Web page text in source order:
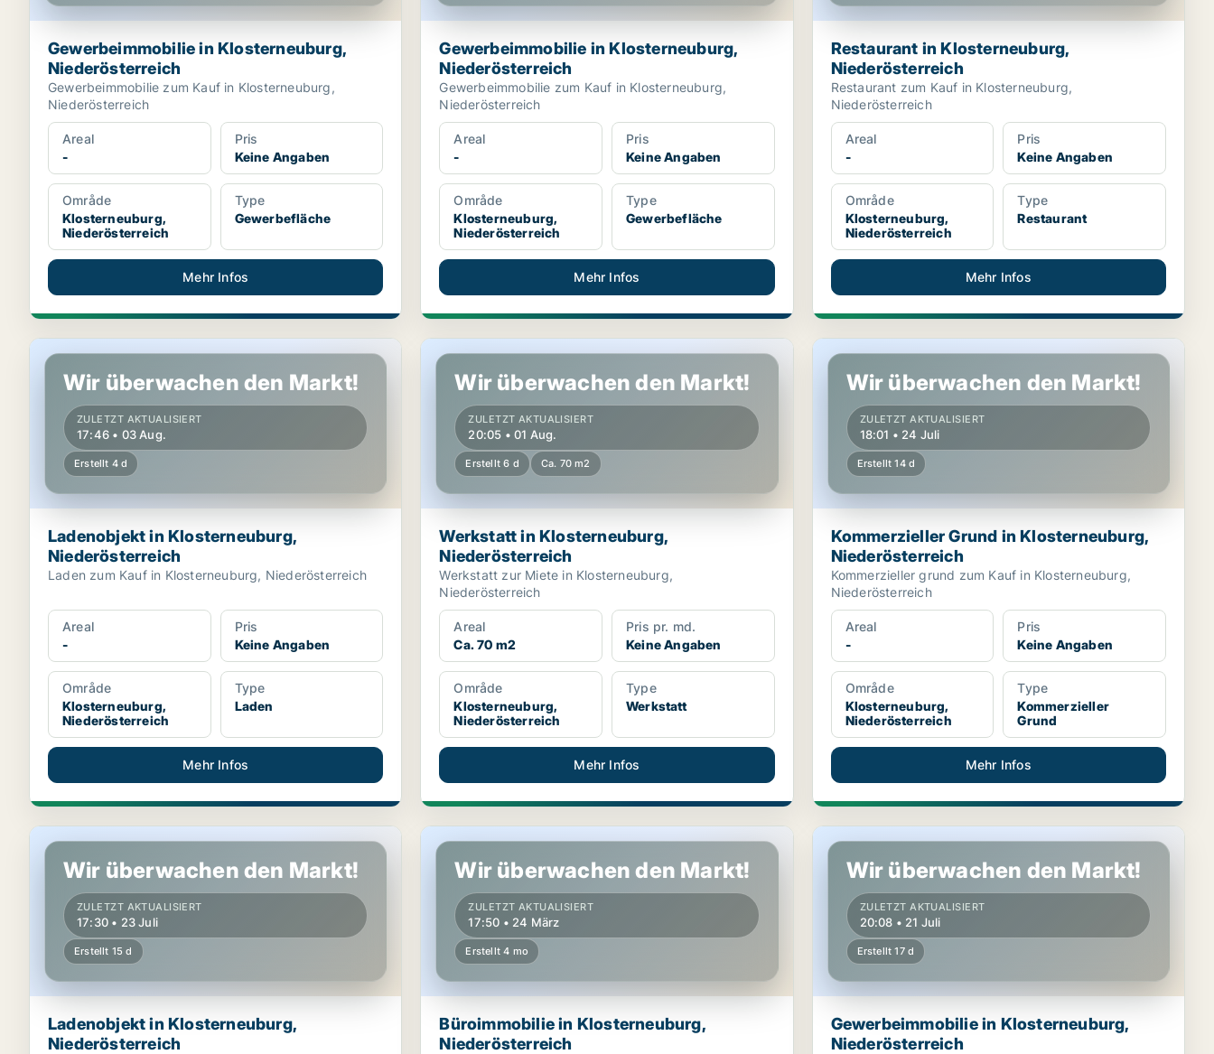
Gewerbeimmobilie in Klosterneuburg,
Niederösterreich
Gewerbeimmobilie zum Kauf in Klosterneuburg,
Niederösterreich
Areal
-
Pris
Keine Angaben
Område
Klosterneuburg,
Niederösterreich
Type
Gewerbefläche
Mehr Infos
Gewerbeimmobilie in Klosterneuburg,
Niederösterreich
Gewerbeimmobilie zum Kauf in Klosterneuburg,
Niederösterreich
Areal
-
Pris
Keine Angaben
Område
Klosterneuburg,
Niederösterreich
Type
Gewerbefläche
Mehr Infos
Restaurant in Klosterneuburg,
Niederösterreich
Restaurant zum Kauf in Klosterneuburg,
Niederösterreich
Areal
-
Pris
Keine Angaben
Område
Klosterneuburg,
Niederösterreich
Type
Restaurant
Mehr Infos
Ladenobjekt in Klosterneuburg, Niederösterreich
Wir überwachen den Markt!
ZULETZT AKTUALISIERT
17:46 • 03 Aug.
Erstellt 4 d
Ladenobjekt in Klosterneuburg,
Niederösterreich
Laden zum Kauf in Klosterneuburg, Niederösterreich
Areal
-
Pris
Keine Angaben
Område
Klosterneuburg,
Niederösterreich
Type
Laden
Mehr Infos
Werkstatt in Klosterneuburg, Niederösterreich
Wir überwachen den Markt!
ZULETZT AKTUALISIERT
20:05 • 01 Aug.
Erstellt 6 d Ca. 70 m2
Werkstatt in Klosterneuburg,
Niederösterreich
Werkstatt zur Miete in Klosterneuburg,
Niederösterreich
Areal
Ca. 70 m2
Pris pr. md.
Keine Angaben
Område
Klosterneuburg,
Niederösterreich
Type
Werkstatt
Mehr Infos
Kommerzieller Grund in Klosterneuburg, Niederösterreich
Wir überwachen den Markt!
ZULETZT AKTUALISIERT
18:01 • 24 Juli
Erstellt 14 d
Kommerzieller Grund in Klosterneuburg,
Niederösterreich
Kommerzieller grund zum Kauf in Klosterneuburg,
Niederösterreich
Areal
-
Pris
Keine Angaben
Område
Klosterneuburg,
Niederösterreich
Type
Kommerzieller
Grund
Mehr Infos
Ladenobjekt in Klosterneuburg, Niederösterreich
Wir überwachen den Markt!
ZULETZT AKTUALISIERT
17:30 • 23 Juli
Erstellt 15 d
Ladenobjekt in Klosterneuburg,
Niederösterreich
Büroimmobilie in Klosterneuburg, Niederösterreich
Wir überwachen den Markt!
ZULETZT AKTUALISIERT
17:50 • 24 März
Erstellt 4 mo
Büroimmobilie in Klosterneuburg,
Niederösterreich
Gewerbeimmobilie in Klosterneuburg, Niederösterreich
Wir überwachen den Markt!
ZULETZT AKTUALISIERT
20:08 • 21 Juli
Erstellt 17 d
Gewerbeimmobilie in Klosterneuburg,
Niederösterreich